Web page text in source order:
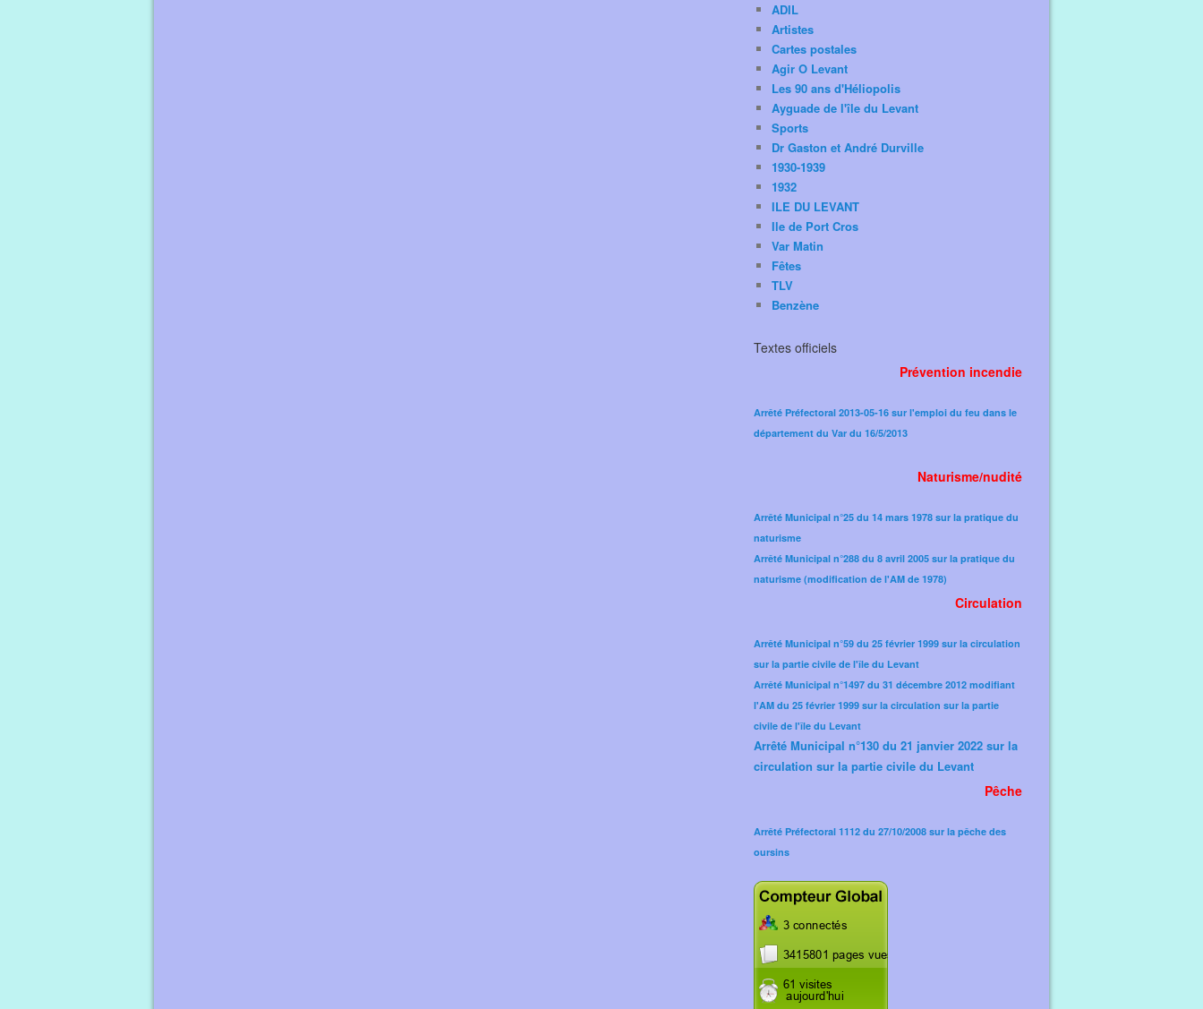
ADIL
Artistes
Cartes postales
Agir O Levant
Les 90 ans d'Héliopolis
Ayguade de l'île du Levant
Sports
Dr Gaston et André Durville
1930-1939
1932
ILE DU LEVANT
Ile de Port Cros
Var Matin
Fêtes
TLV
Benzène
Textes officiels
Prévention incendie
Arrêté Préfectoral 2013-05-16 sur l'emploi du feu dans le
département du Var du 16/5/2013
Naturisme/nudité
Arrêté Municipal n°25 du 14 mars 1978 sur la pratique du
naturisme
Arrêté Municipal n°288 du 8 avril 2005 sur la pratique du
naturisme (modification de l'AM de 1978)​
Circulation
Arrêté Municipal n°59 du 25 février 1999 sur la circulation
sur la partie civile de l'île du Levant
Arrêté Municipal n°1497 du 31 décembre 2012 modifiant
l'AM du 25 février 1999 sur la circulation sur la partie
civile de l'île du Levant
Arrêté Municipal n°130 du 21 janvier 2022 sur la
circulation sur la partie civile du Levant
Pêche
Arrêté Préfectoral 1112 du 27/10/2008 sur la pêche des
oursins